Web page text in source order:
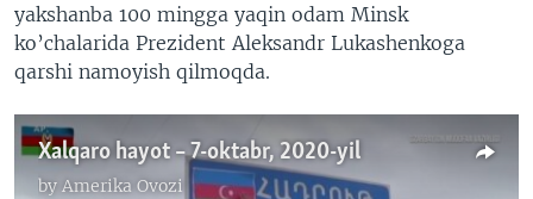
yakshanba 100 mingga yaqin odam Minsk
ko’chalarida Prezident Aleksandr Lukashenkoga
qarshi namoyish qilmoqda.
Xalqaro hayot – 7-oktabr, 2020-yil
by Amerika Ovozi